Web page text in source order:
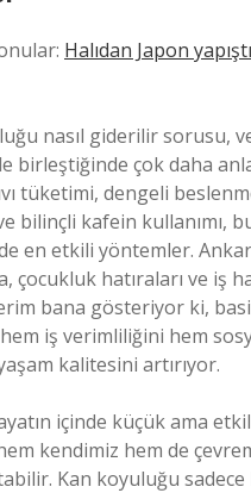
Halıdan Japon
nasıl giderilir sorusu,
birleştiğinde çok daha
tüketimi, dengeli
bilinçli kafein kullanımı,
en etkili yöntemler.
çocukluk hatıraları ve iş
bana gösteriyor ki,
iş verimliliğini hem
kalitesini artırıyor.
içinde küçük ama
kendimiz hem de
Kan koyuluğu sadece